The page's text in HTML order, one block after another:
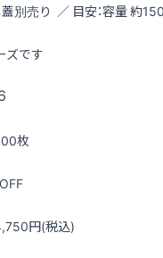
別売り ／ 目安：容量 約
ズです
枚
円(税込)